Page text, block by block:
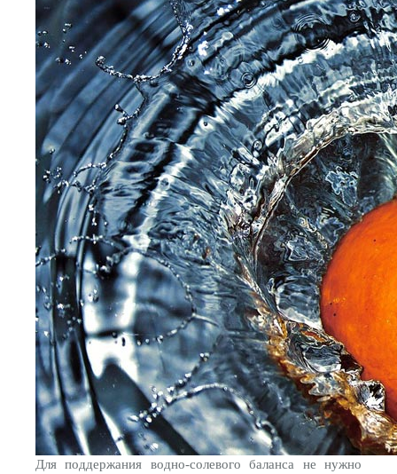
Для поддержания водно-солевого баланса не нужно